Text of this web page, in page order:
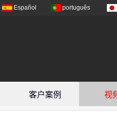
Español português
客户案例 视